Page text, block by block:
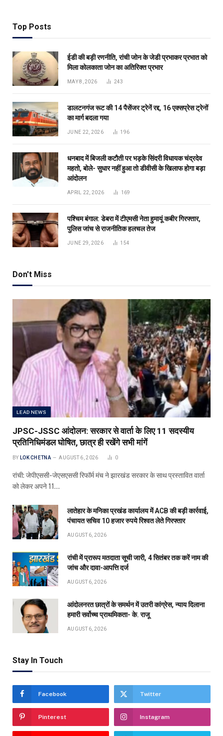
Top Posts
ईडी की बड़ी रणनीति, रांची जोन के जेडी प्रभाकर प्रभात को
मिला कोलकाता जोन का अतिरिक्त प्रभार
MAY 8, 2026 243
डालटनगंज रूट की 14 पैसेंजर ट्रेनें रद्द, 16 एक्सप्रेस ट्रेनों
का मार्ग बदला गया
JUNE 22, 2026 196
धनबाद में बिजली कटौती पर भड़के सिंदरी विधायक चंद्रदेव
महतो, बोले- सुधार नहीं हुआ तो डीवीसी के खिलाफ होगा बड़ा
आंदोलन
APRIL 22, 2026 169
पश्चिम बंगाल: डेबरा में टीएमसी नेता हुमायूं कबीर गिरफ्तार,
पुलिस जांच से राजनीतिक हलचल तेज
JUNE 29, 2026 154
Don't Miss
LEAD NEWS
JPSC-JSSC आंदोलन: सरकार से वार्ता के लिए 11 सदस्यीय
प्रतिनिधिमंडल घोषित, छात्र ही रखेंगे सभी मांगें
BY LOK CHETNA AUGUST 6, 2026 0
रांची: जेपीएससी-जेएसएससी रिफॉर्म मंच ने झारखंड सरकार के साथ प्रस्तावित वार्ता
को लेकर अपने 11…
लातेहार के मनिका प्रखंड कार्यालय में ACB की बड़ी कार्रवाई,
पंचायत सचिव 10 हजार रुपये रिश्वत लेते गिरफ्तार
AUGUST 6, 2026
रांची में प्रारूप मतदाता सूची जारी, 4 सितंबर तक करें नाम की
जांच और दावा-आपत्ति दर्ज
AUGUST 6, 2026
आंदोलनरत छात्रों के समर्थन में उतरी कांग्रेस, न्याय दिलाना
हमारी सर्वोच्च प्राथमिकता- के. राजू
AUGUST 6, 2026
Stay In Touch
Facebook Twitter
Pinterest Instagram